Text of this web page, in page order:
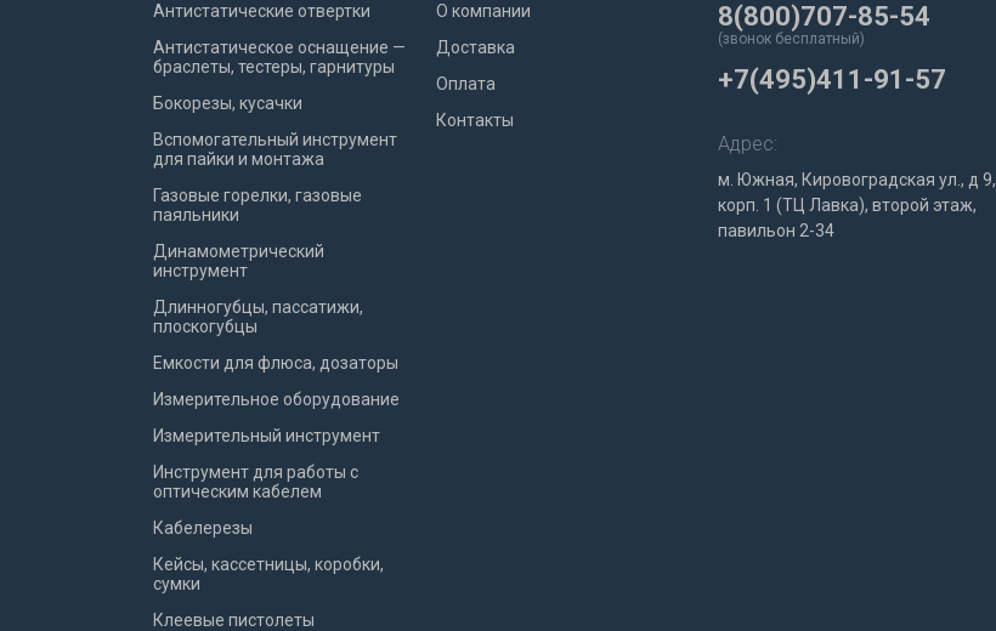
Антистатические отвертки
Антистатическое оснащение —
браслеты, тестеры, гарнитуры
Бокорезы, кусачки
Вспомогательный инструмент
для пайки и монтажа
Газовые горелки, газовые
паяльники
Динамометрический
инструмент
Длинногубцы, пассатижи,
плоскогубцы
Емкости для флюса, дозаторы
Измерительное оборудование
Измерительный инструмент
Инструмент для работы с
оптическим кабелем
Кабелерезы
Кейсы, кассетницы, коробки,
сумки
Клеевые пистолеты
О компании
Доставка
Оплата
Контакты
8(800)707-85-54
(звонок бесплатный)
+7(495)411-91-57
Адрес:
м. Южная, Кировоградская ул., д 9,
корп. 1 (ТЦ Лавка), второй этаж,
павильон 2-34